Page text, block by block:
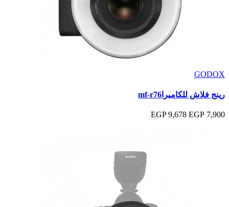
GODOX
رينج فلاش للكاميراmf-r76
7,900 EGP
9,678 EGP